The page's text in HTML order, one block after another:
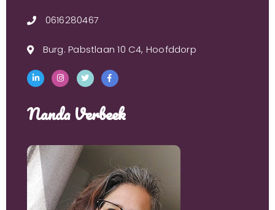
0616280467
Burg. Pabstlaan 10 C4, Hoofddorp
Nanda Verbeek